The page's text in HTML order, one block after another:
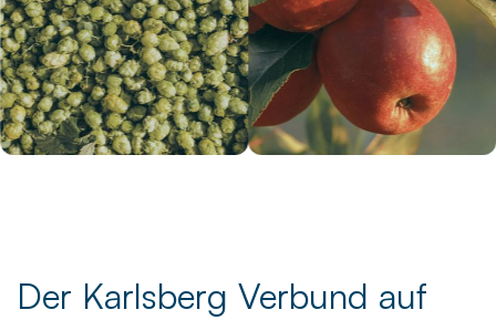
Der Karlsberg Verbund auf